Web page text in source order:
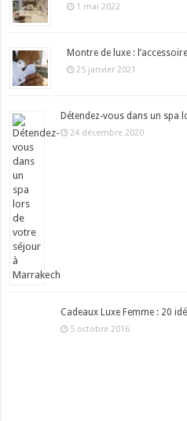
1 mai 2022
Montre de luxe :
25 janvier 2021
Détendez-vous dans un spa
24 décembre 2020
Cadeaux Luxe Femme : 20
5 octobre 2016